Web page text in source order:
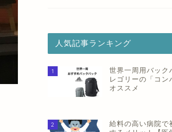
人気記事ランキング
1
世界一周用バック
レゴリーの「コン
オススメ
2
給料の高い病院で